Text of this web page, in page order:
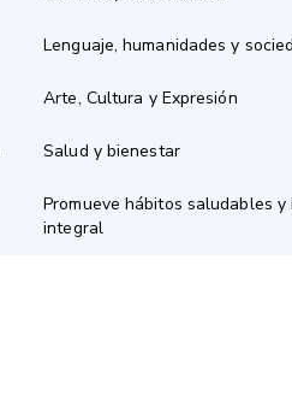
Lenguaje, humanidades y
Arte, Cultura y Expresión
Salud y bienestar
Promueve hábitos saludables
integral